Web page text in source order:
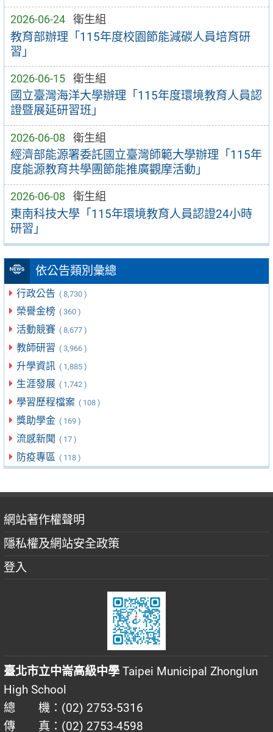
2026-06-24 衛生組
教育部辦理「115年度校園節能減碳人員培育研
習」
2026-06-15 衛生組
國立臺灣海洋大學辦理「115年度環境教育人員認
證暨展延研習班」
2026-06-08 衛生組
經濟部能源署委託國立臺灣師範大學辦理「115年
度能源教育共學團節能推廣觀摩活動」
2026-06-08 衛生組
東南科技大學「115年環境教育人員認證24小時
研習」
依公告類別彙總
行政公告 ( 8,730 )
榮譽金榜 ( 360 )
活動競賽 ( 8,677 )
教師研習 ( 3,966 )
升學資訊 ( 1,885 )
生涯發展 ( 1,742 )
學習歷程檔案 ( 108 )
獎助學金 ( 169 )
流感新聞 ( 17 )
防疫專區 ( 118 )
網站著作權聲明
隱私權及網站安全政策
登入
臺北市立中崙高級中學 Taipei Municipal Zhonglun
High School
總 機：(02) 2753-5316
傳 真：(02) 2753-4598